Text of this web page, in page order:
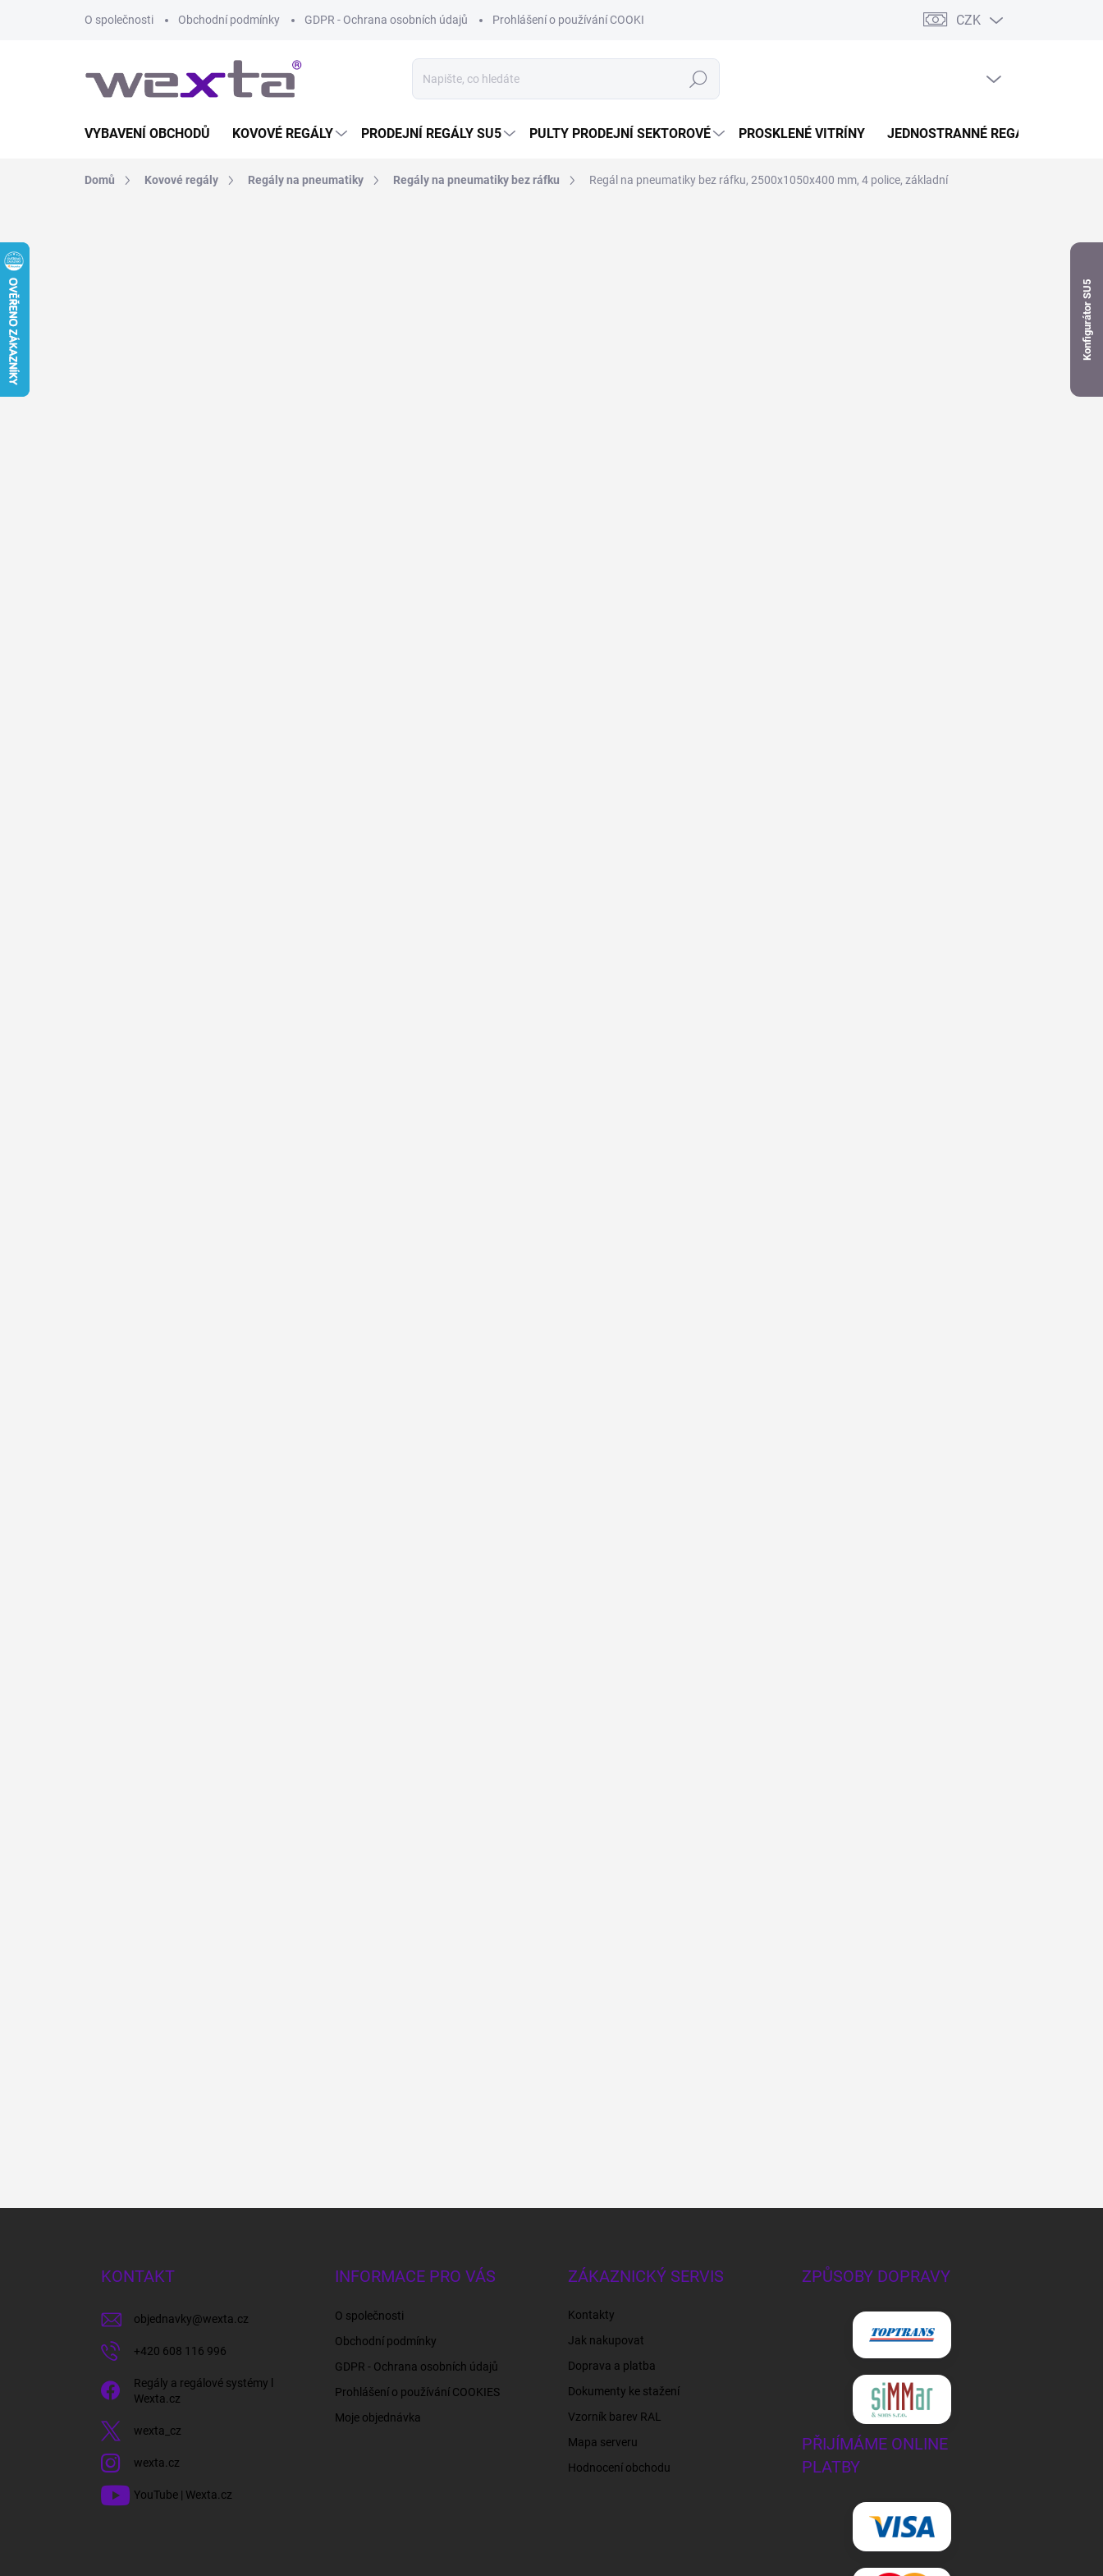
O společnosti Obchodní podmínky GDPR - Ochrana osobních údajů Prohlášení o používání COOKIES CZK
Hledat
VYBAVENÍ OBCHODŮ KOVOVÉ REGÁLY PRODEJNÍ REGÁLY SU5 PULTY PRODEJNÍ SEKTOROVÉ PROSKLENÉ VITRÍNY JEDNOSTRANNÉ REGÁLY
Domů Kovové regály Regály na pneumatiky Regály na pneumatiky bez ráfku Regál na pneumatiky bez ráfku, 2500x1050x400 mm, 4 police, základní
KONTAKT
objednavky@wexta.cz
+420 608 116 996
Regály a regálové systémy l
Wexta.cz
wexta_cz
wexta.cz
YouTube | Wexta.cz
INFORMACE PRO VÁS
O společnosti
Obchodní podmínky
GDPR - Ochrana osobních údajů
Prohlášení o používání COOKIES
Moje objednávka
ZÁKAZNICKÝ SERVIS
Kontakty
Jak nakupovat
Doprava a platba
Dokumenty ke stažení
Vzorník barev RAL
Mapa serveru
Hodnocení obchodu
ZPŮSOBY DOPRAVY
PŘIJÍMÁME ONLINE
PLATBY
Konfigurátor SU5